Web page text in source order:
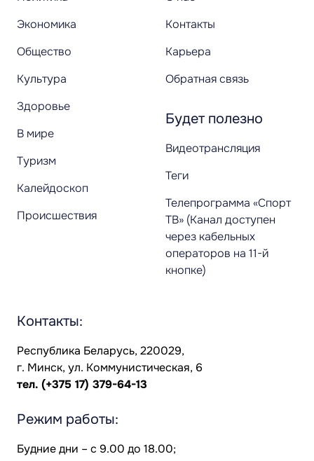
Экономика
Общество
Культура
Здоровье
В мире
Туризм
Калейдоскоп
Происшествия
Контакты
Карьера
Обратная связь
Будет полезно
Видеотрансляция
Теги
Телепрограмма «Спорт
ТВ» (Канал доступен
через кабельных
операторов на 11-й
кнопке)
Контакты:
Республика Беларусь, 220029,
г. Минск, ул. Коммунистическая, 6
тел. (+375 17) 379-64-13
Режим работы:
Будние дни – с 9.00 до 18.00;